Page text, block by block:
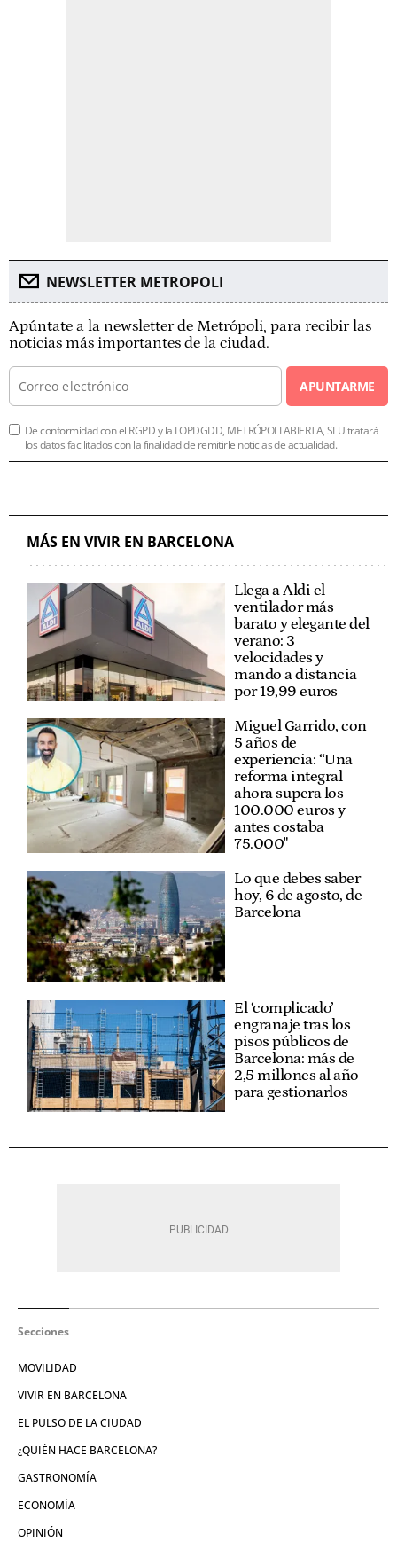
NEWSLETTER METROPOLI
Apúntate a la newsletter de Metrópoli, para recibir las
noticias más importantes de la ciudad.
APUNTARME
De conformidad con el RGPD y la LOPDGDD, METRÓPOLI ABIERTA, SLU tratará
los datos facilitados con la finalidad de remitirle noticias de actualidad.
MÁS EN VIVIR EN BARCELONA
Llega a Aldi el
ventilador más
barato y elegante del
verano: 3
velocidades y
mando a distancia
por 19,99 euros
Miguel Garrido, con
5 años de
experiencia: “Una
reforma integral
ahora supera los
100.000 euros y
antes costaba
75.000"
Lo que debes saber
hoy, 6 de agosto, de
Barcelona
El ‘complicado’
engranaje tras los
pisos públicos de
Barcelona: más de
2,5 millones al año
para gestionarlos
Secciones
MOVILIDAD
VIVIR EN BARCELONA
EL PULSO DE LA CIUDAD
¿QUIÉN HACE BARCELONA?
GASTRONOMÍA
ECONOMÍA
OPINIÓN